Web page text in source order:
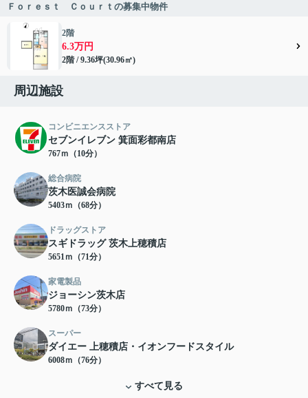
Ｆｏｒｅｓｔ Ｃｏｕｒｔの募集中物件
2階
6.3万円
2階 / 9.36坪(30.96㎡)
周辺施設
コンビニエンスストア
セブンイレブン 箕面彩都南店
767ｍ（10分）
総合病院
茨木医誠会病院
5403ｍ（68分）
ドラッグストア
スギドラッグ 茨木上穂積店
5651ｍ（71分）
家電製品
ジョーシン茨木店
5780ｍ（73分）
スーパー
ダイエー 上穂積店・イオンフードスタイル
6008ｍ（76分）
すべて見る